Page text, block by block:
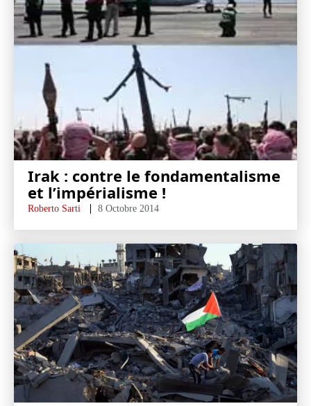
Irak : contre le fondamentalisme
et l’impérialisme !
Roberto Sarti 8 Octobre 2014